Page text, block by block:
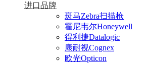
进口品牌
斑马Zebra扫描枪
霍尼韦尔Honeywell
得利捷Datalogic
康耐视Cognex
欧光Opticon